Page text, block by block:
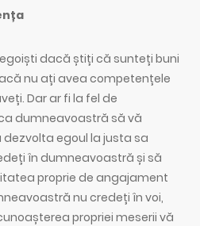
dacă știți că sunteți buni
nu ați avea competențele
Dar ar fi la fel de
dumneavoastră să vă
egoul la justa sa
în dumneavoastră și să
proprie de angajament
nu credeți în voi,
propriei meserii vă